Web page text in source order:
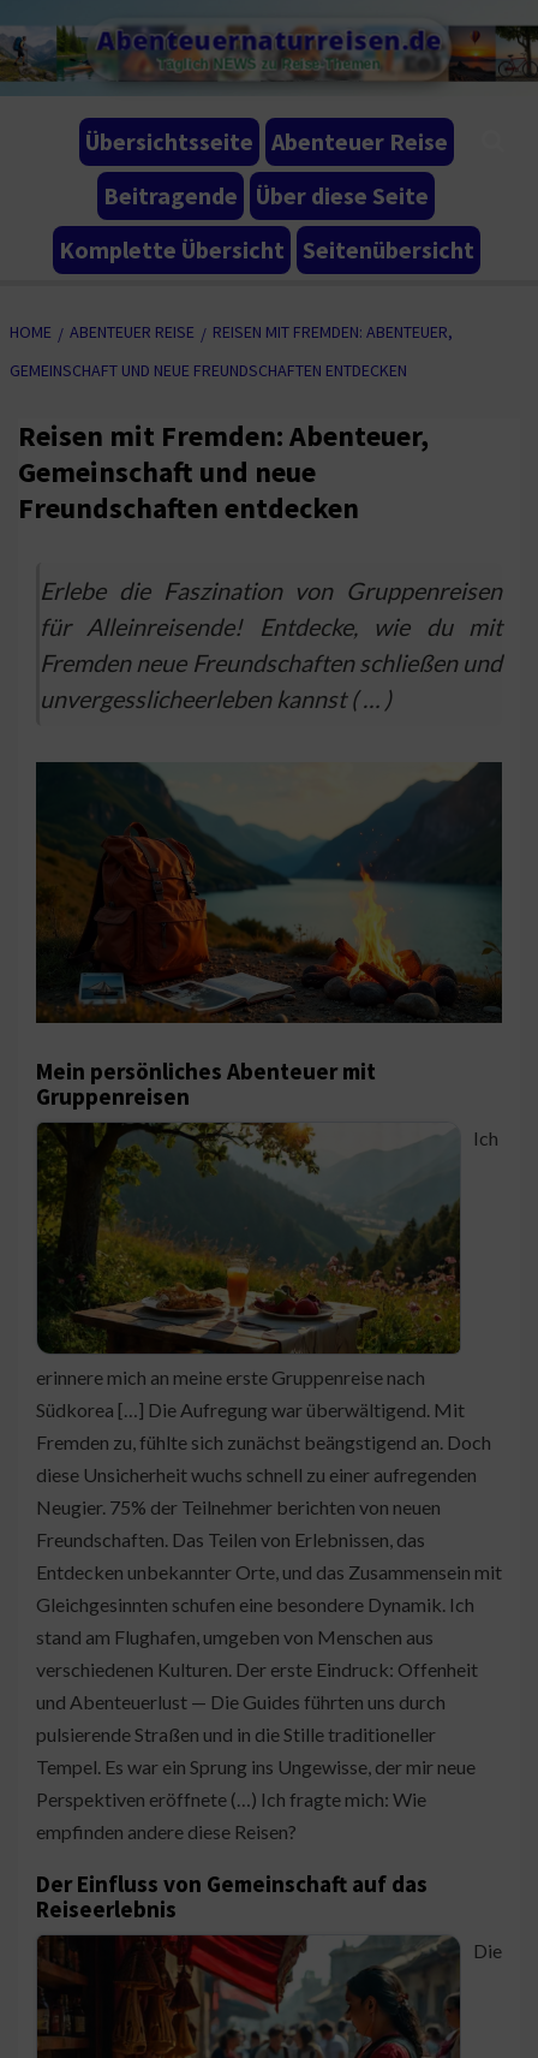
to
content
Abenteuernaturreisen.de
Täglich NEWS zu Reise-Themen
Übersichtsseite
Abenteuer Reise
Beitragende
Über diese Seite
Komplette Übersicht
Seitenübersicht
HOME ABENTEUER REISE
REISEN MIT FREMDEN: ABENTEUER,
GEMEINSCHAFT UND NEUE FREUNDSCHAFTEN ENTDECKEN
Reisen mit Fremden: Abenteuer,
Gemeinschaft und neue
Freundschaften entdecken
Erlebe die Faszination von Gruppenreisen
für Alleinreisende! Entdecke, wie du mit
Fremden neue Freundschaften schließen und
unvergesslicheerleben kannst ( … )
Mein persönliches Abenteuer mit
Gruppenreisen
Ich
erinnere mich an meine erste Gruppenreise nach
Südkorea […] Die Aufregung war überwältigend. Mit
Fremden zu, fühlte sich zunächst beängstigend an. Doch
diese Unsicherheit wuchs schnell zu einer aufregenden
Neugier. 75% der Teilnehmer berichten von neuen
Freundschaften. Das Teilen von Erlebnissen, das
Entdecken unbekannter Orte, und das Zusammensein mit
Gleichgesinnten schufen eine besondere Dynamik. Ich
stand am Flughafen, umgeben von Menschen aus
verschiedenen Kulturen. Der erste Eindruck: Offenheit
und Abenteuerlust — Die Guides führten uns durch
pulsierende Straßen und in die Stille traditioneller
Tempel. Es war ein Sprung ins Ungewisse, der mir neue
Perspektiven eröffnete (…) Ich fragte mich: Wie
empfinden andere diese Reisen?
Der Einfluss von Gemeinschaft auf das
Reiseerlebnis
Die